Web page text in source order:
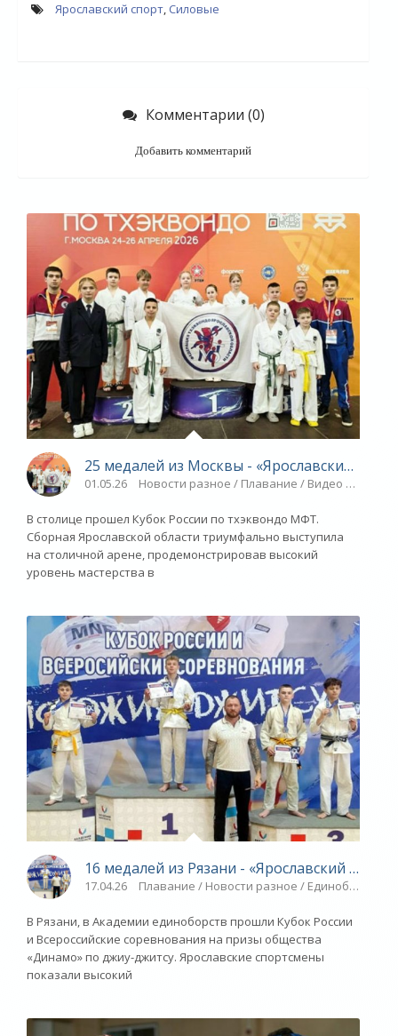
Ярославский спорт, Силовые
Комментарии (0)
Добавить комментарий
25 медалей из Москвы - «Ярославский
01.05.26 Новости разное / Плавание / Видео новости
В столице прошел Кубок России по тхэквондо МФТ.
Сборная Ярославской области триумфально выступила
на столичной арене, продемонстрировав высокий
уровень мастерства в
16 медалей из Рязани - «Ярославский спорт»
17.04.26 Плавание / Новости разное / Единоборства
В Рязани, в Академии единоборств прошли Кубок России
и Всероссийские соревнования на призы общества
«Динамо» по джиу-джитсу. Ярославские спортсмены
показали высокий